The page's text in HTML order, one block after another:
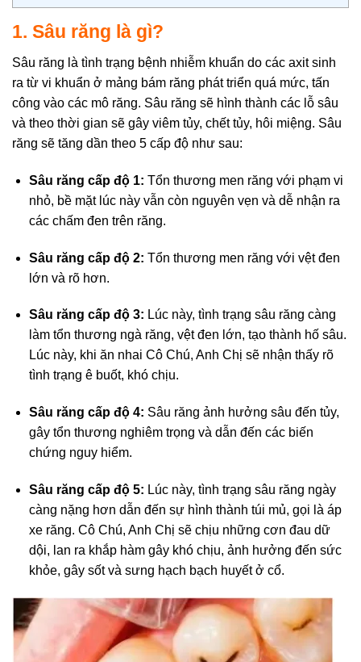
1. Sâu răng là gì?
Sâu răng là tình trạng bệnh nhiễm khuẩn do các axit sinh
ra từ vi khuẩn ở mảng bám răng phát triển quá mức, tấn
công vào các mô răng. Sâu răng sẽ hình thành các lỗ sâu
và theo thời gian sẽ gây viêm tủy, chết tủy, hôi miệng. Sâu
răng sẽ tăng dần theo 5 cấp độ như sau:
Sâu răng cấp độ 1: Tổn thương men răng với phạm vi
nhỏ, bề mặt lúc này vẫn còn nguyên vẹn và dễ nhận ra
các chấm đen trên răng.
Sâu răng cấp độ 2: Tổn thương men răng với vệt đen
lớn và rõ hơn.
Sâu răng cấp độ 3: Lúc này, tình trạng sâu răng càng
làm tổn thương ngà răng, vệt đen lớn, tạo thành hố sâu.
Lúc này, khi ăn nhai Cô Chú, Anh Chị sẽ nhận thấy rõ
tình trạng ê buốt, khó chịu.
Sâu răng cấp độ 4: Sâu răng ảnh hưởng sâu đến tủy,
gây tổn thương nghiêm trọng và dẫn đến các biến
chứng nguy hiểm.
Sâu răng cấp độ 5: Lúc này, tình trạng sâu răng ngày
càng nặng hơn dẫn đến sự hình thành túi mủ, gọi là áp
xe răng. Cô Chú, Anh Chị sẽ chịu những cơn đau dữ
dội, lan ra khắp hàm gây khó chịu, ảnh hưởng đến sức
khỏe, gây sốt và sưng hạch bạch huyết ở cổ.